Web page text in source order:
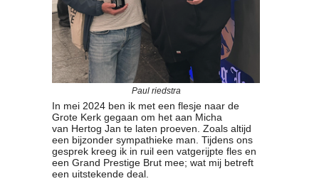
Paul riedstra
In mei 2024 ben ik met een flesje naar de
Grote Kerk gegaan om het aan Micha
van Hertog Jan te laten proeven. Zoals altijd
een bijzonder sympathieke man. Tijdens ons
gesprek kreeg ik in ruil een vatgerijpte fles en
een Grand Prestige Brut mee; wat mij betreft
een uitstekende deal.
Sponsoren
Inloggen